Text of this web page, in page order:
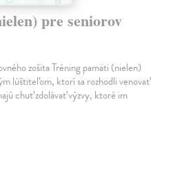
pre seniorov
zošita Tréning pamäti (nielen)
lúštiteľom, ktorí sa rozhodli venovať
chuť zdolávať výzvy, ktoré im